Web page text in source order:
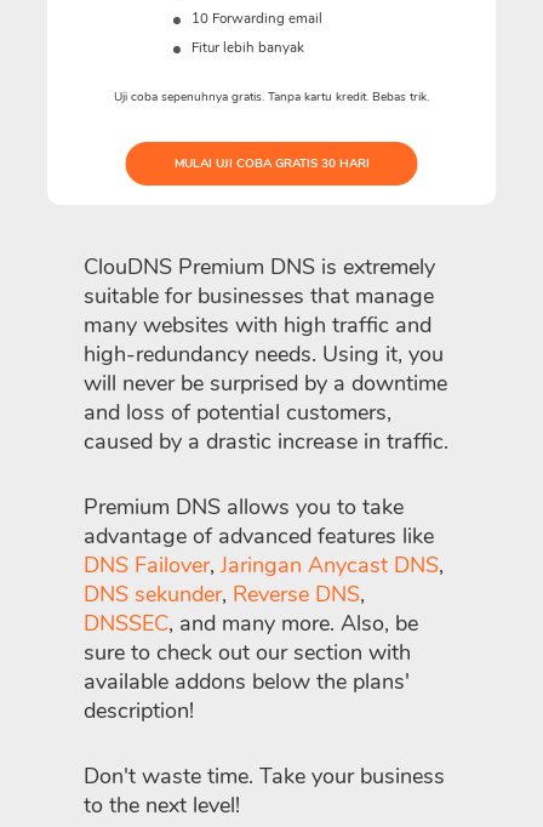
10 Forwarding email
Fitur lebih banyak
Uji coba sepenuhnya gratis. Tanpa kartu kredit. Bebas trik.
MULAI UJI COBA GRATIS 30 HARI
ClouDNS Premium DNS is extremely
suitable for businesses that manage
many websites with high traffic and
high-redundancy needs. Using it, you
will never be surprised by a downtime
and loss of potential customers,
caused by a drastic increase in traffic.
Premium DNS allows you to take
advantage of advanced features like
DNS Failover, Jaringan Anycast DNS,
DNS sekunder, Reverse DNS,
DNSSEC, and many more. Also, be
sure to check out our section with
available addons below the plans'
description!
Don't waste time. Take your business
to the next level!